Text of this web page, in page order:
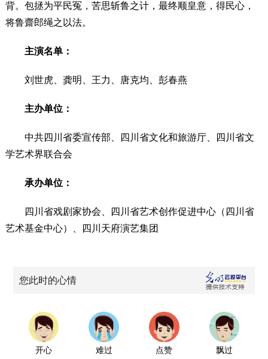
背。包拯为平民冤，苦思斩鲁之计，最终顺皇意，得民心，
将鲁齋郎绳之以法。
主演名单：
刘世虎、龚明、王力、唐克均、彭春燕
主办单位：
中共四川省委宣传部、四川省文化和旅游厅、四川省文
学艺术界联合会
承办单位：
四川省戏剧家协会、四川省艺术创作促进中心（四川省
艺术基金中心）、四川天府演艺集团
您此时的心情
开心 难过 点赞 飘过